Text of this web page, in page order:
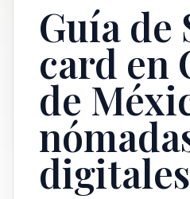
Guía de
card en
de